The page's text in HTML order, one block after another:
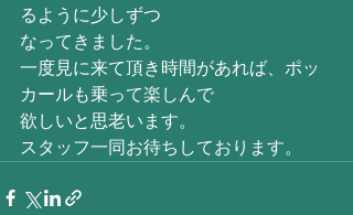
るように少しずつ
なってきました。
一度見に来て頂き時間があれば、ポッ
カールも乗って楽しんで
欲しいと思老います。
スタッフ一同お待ちしております。